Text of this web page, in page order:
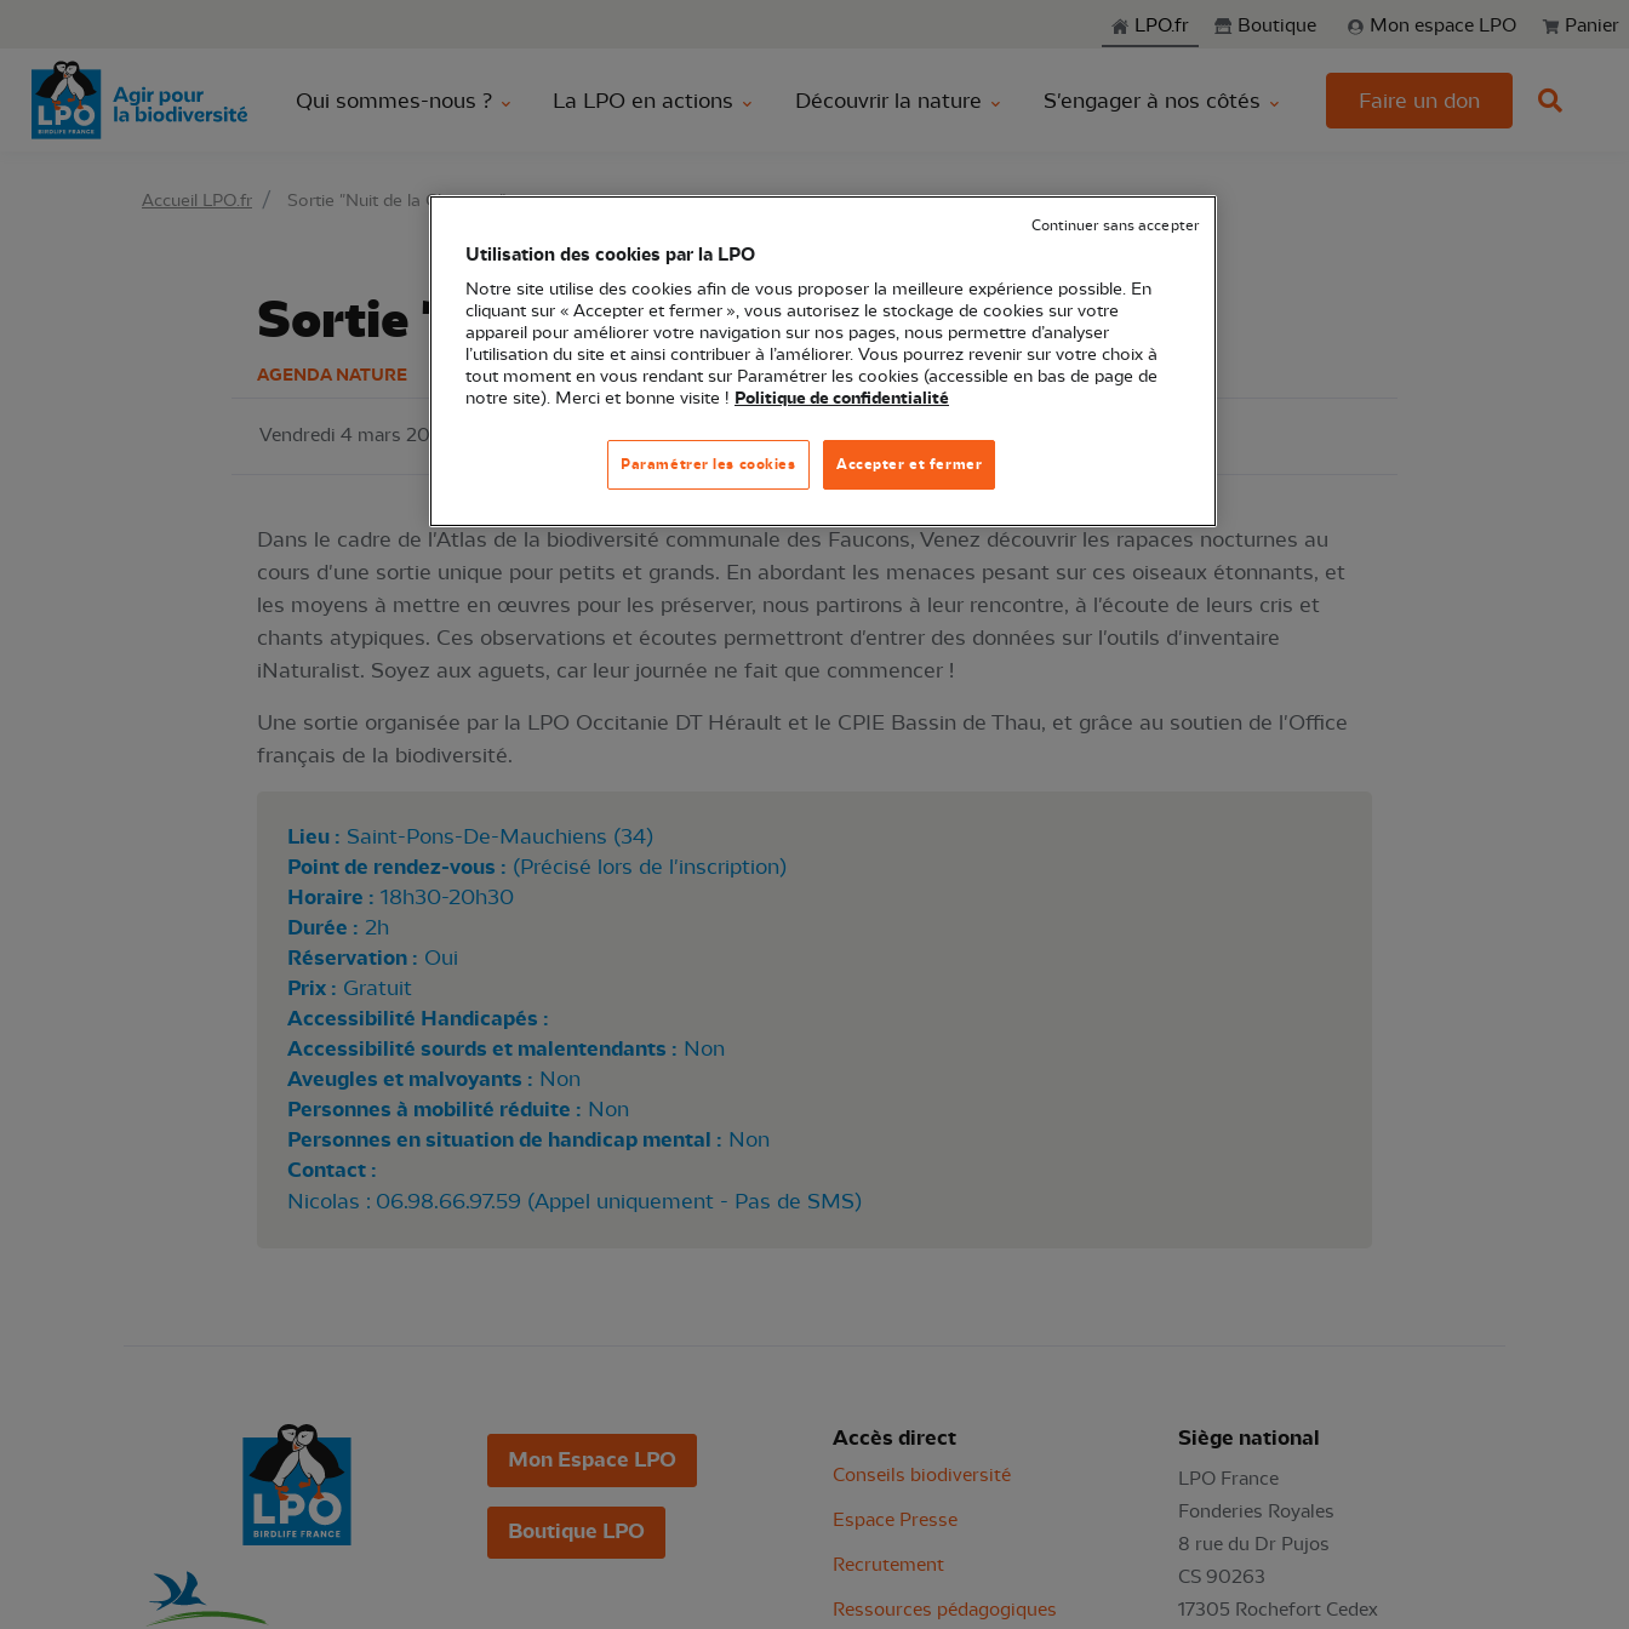
Aller à la rechercheLPO.fr Boutique Mon espace LPO Panier
Qui sommes-nous ? La LPO en actions Découvrir la nature S'engager à nos côtés Faire un don
Accueil LPO.fr Sortie "Nuit de la Chouette"
Sortie "Nuit de la Chouette"
AGENDA NATURE
Vendredi 4 mars 2022 Sortie nature 34 - Hérault
Dans le cadre de l'Atlas de la biodiversité communale des Faucons, Venez découvrir les rapaces nocturnes au
cours d'une sortie unique pour petits et grands. En abordant les menaces pesant sur ces oiseaux étonnants, et
les moyens à mettre en œuvres pour les préserver, nous partirons à leur rencontre, à l'écoute de leurs cris et
chants atypiques. Ces observations et écoutes permettront d'entrer des données sur l'outils d'inventaire
iNaturalist. Soyez aux aguets, car leur journée ne fait que commencer !
Une sortie organisée par la LPO Occitanie DT Hérault et le CPIE Bassin de Thau, et grâce au soutien de l'Office
français de la biodiversité.
Lieu : Saint-Pons-De-Mauchiens (34)
Point de rendez-vous : (Précisé lors de l'inscription)
Horaire : 18h30-20h30
Durée : 2h
Réservation : Oui
Prix : Gratuit
Accessibilité Handicapés :
Accessibilité sourds et malentendants : Non
Aveugles et malvoyants : Non
Personnes à mobilité réduite : Non
Personnes en situation de handicap mental : Non
Contact :
Nicolas : 06.98.66.97.59 (Appel uniquement - Pas de SMS)
Mon Espace LPO
Boutique LPO
Accès direct
Conseils biodiversité
Espace Presse
Recrutement
Ressources pédagogiques
Siège national
LPO France
Fonderies Royales
8 rue du Dr Pujos
CS 90263
17305 Rochefort Cedex
Utilisation des cookies par la LPO
Notre site utilise des cookies afin de vous proposer la meilleure expérience possible. En
cliquant sur « Accepter et fermer », vous autorisez le stockage de cookies sur votre
appareil pour améliorer votre navigation sur nos pages, nous permettre d’analyser
l’utilisation du site et ainsi contribuer à l’améliorer. Vous pourrez revenir sur votre choix à
tout moment en vous rendant sur Paramétrer les cookies (accessible en bas de page de
notre site). Merci et bonne visite ! Politique de confidentialité
Accepter et fermer
Paramétrer les cookies
Continuer sans accepter